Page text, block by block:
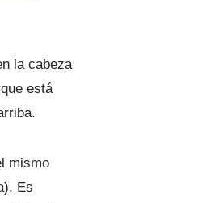
la cabeza
está
mismo
Es